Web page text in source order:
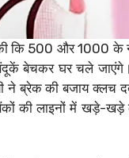
की कि 500 और 1000
बेचकर घर चले
ब्रेक की बजाय क्लच दबा
की लाइनों में खड़े-